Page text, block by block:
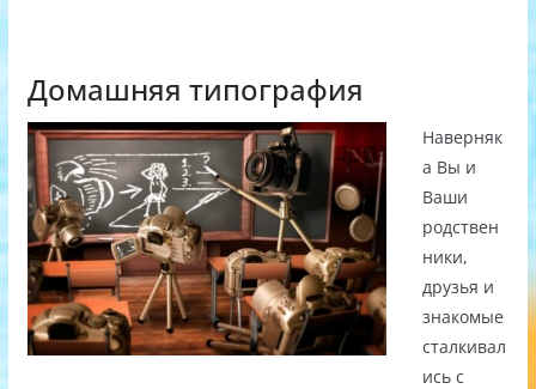
Домашняя типография
Наверняк
а Вы и
Ваши
родствен
ники,
друзья и
знакомые
сталкивал
ись с